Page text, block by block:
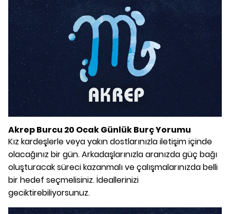
Akrep Burcu 20 Ocak Günlük Burç Yorumu
Kız kardeşlerle veya yakın dostlarınızla iletişim içinde
olacağınız bir gün. Arkadaşlarınızla aranızda güç bağı
oluşturacak süreci kazanmalı ve çalışmalarınızda belli
bir hedef seçmelisiniz. İdeallerinizi
geciktirebiliyorsunuz.